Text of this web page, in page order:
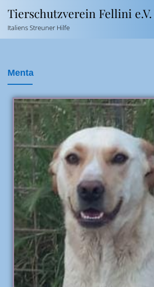
Tierschutzverein Fellini e.V.
Italiens Streuner Hilfe
Menta